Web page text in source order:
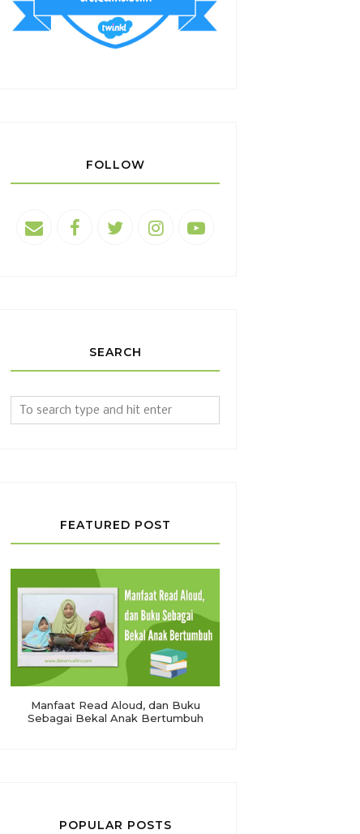
FOLLOW
SEARCH
FEATURED POST
Manfaat Read Aloud, dan Buku
Sebagai Bekal Anak Bertumbuh
POPULAR POSTS